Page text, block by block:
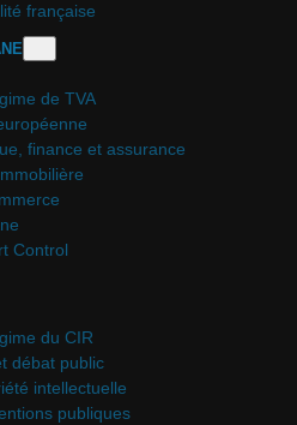
française
de TVA
finance et assurance
Control
du CIR
débat public
intellectuelle
publiques